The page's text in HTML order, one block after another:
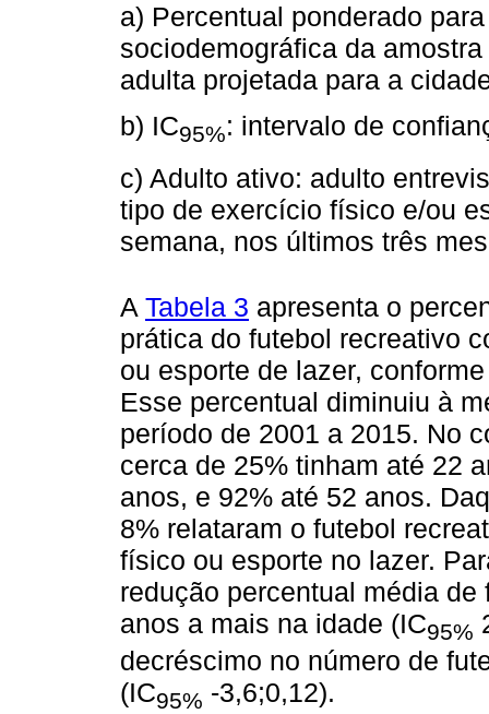
a) Percentual ponderado
sociodemográfica da
adulta projetada para a
b) IC95%: intervalo de
c) Adulto ativo: adulto
tipo de exercício físico e/ou
semana, nos últimos três
A Tabela 3 apresenta o
prática do futebol recreativo
ou esporte de lazer,
Esse percentual diminuiu à
período de 2001 a 2015. No
cerca de 25% tinham até 22
anos, e 92% até 52 anos.
8% relataram o futebol
físico ou esporte no lazer.
redução percentual média
anos a mais na idade (IC95%
decréscimo no número de
(IC95% -3,6;0,12).